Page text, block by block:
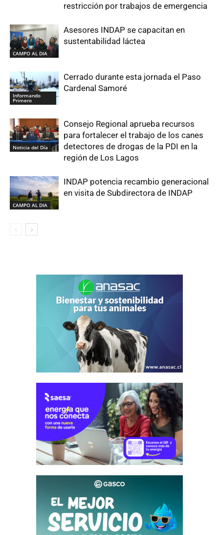
restricción por trabajos de emergencia
CAMPO AL DIA
Asesores INDAP se capacitan en
sustentabilidad láctea
Informando
Primero
Cerrado durante esta jornada el Paso
Cardenal Samoré
Noticia del Día
Consejo Regional aprueba recursos
para fortalecer el trabajo de los canes
detectores de drogas de la PDI en la
región de Los Lagos
CAMPO AL DIA
INDAP potencia recambio generacional
en visita de Subdirectora de INDAP